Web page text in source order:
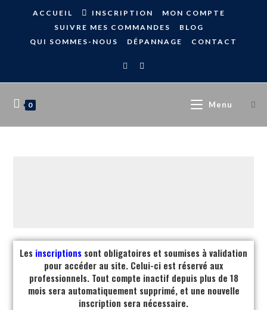
ACCUEIL INSCRIPTION
MON COMPTE
SUIVRE MES COMMANDES
BLOG
QUI SOMMES-NOUS
DÉPANNAGE CONTACT
0 Menu
Les inscriptions sont obligatoires et soumises à validation
pour accéder au site. Celui-ci est réservé aux
professionnels. Tout compte inactif depuis plus de 18
mois sera automatiquement supprimé, et une nouvelle
inscription sera nécessaire.